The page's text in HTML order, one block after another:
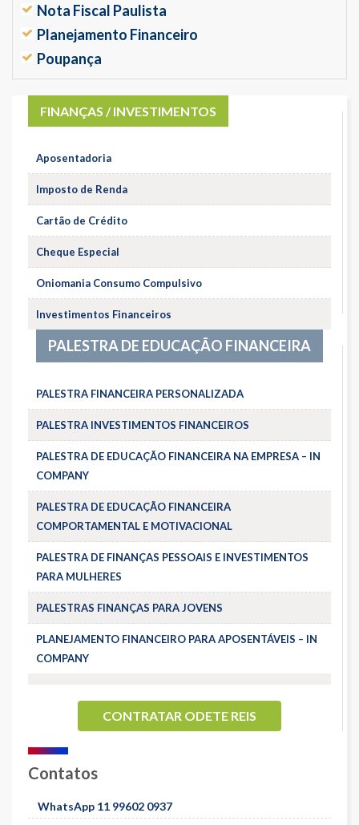
Nota Fiscal Paulista
Planejamento Financeiro
Poupança
FINANÇAS / INVESTIMENTOS
Aposentadoria
Imposto de Renda
Cartão de Crédito
Cheque Especial
Oniomania Consumo Compulsivo
Investimentos Financeiros
PALESTRA DE EDUCAÇÃO FINANCEIRA
PALESTRA FINANCEIRA PERSONALIZADA
PALESTRA INVESTIMENTOS FINANCEIROS
PALESTRA DE EDUCAÇÃO FINANCEIRA NA EMPRESA – IN
COMPANY
PALESTRA DE EDUCAÇÃO FINANCEIRA
COMPORTAMENTAL E MOTIVACIONAL
PALESTRA DE FINANÇAS PESSOAIS E INVESTIMENTOS
PARA MULHERES
PALESTRAS FINANÇAS PARA JOVENS
PLANEJAMENTO FINANCEIRO PARA APOSENTÁVEIS – IN
COMPANY
CONTRATAR ODETE REIS
Contatos
WhatsApp 11 99602 0937